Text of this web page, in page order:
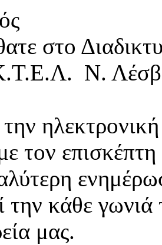
στο
Ν.
ηλεκτρονική
τον
την κάθε
μας.